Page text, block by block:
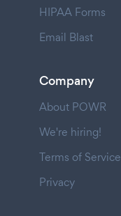
HIPAA Forms
Email Blast
Company
About POWR
We're hiring!
Terms of Service
Privacy